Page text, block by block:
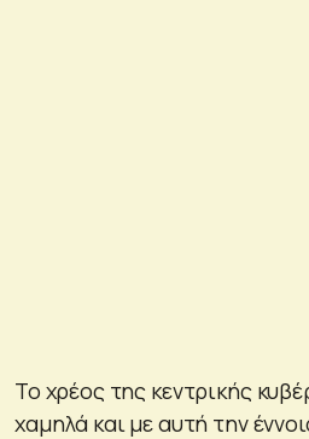
Το χρέος της κεντρικής
χαμηλά και με αυτή την